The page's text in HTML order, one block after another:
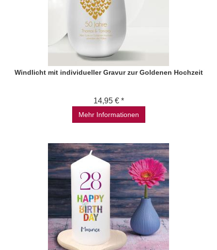
Windlicht mit individueller Gravur zur Goldenen Hochzeit
14,95 € *
Mehr Informationen